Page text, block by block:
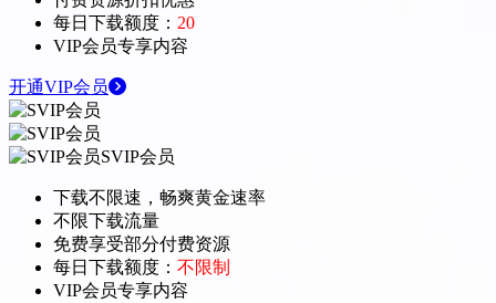
每日下载额度： 20
VIP会员专享内容
开通VIP会员
SVIP会员
下载不限速，畅爽黄金速率
不限下载流量
免费享受部分付费资源
每日下载额度： 不限制
VIP会员专享内容